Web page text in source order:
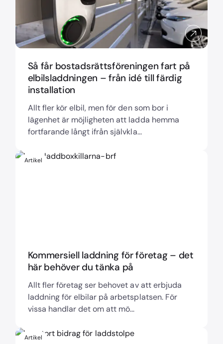
Så får bostadsrättsföreningen fart på
elbilsladdningen – från idé till färdig
installation
Allt fler kör elbil, men för den som bor i
lägenhet är möjligheten att ladda hemma
fortfarande långt ifrån självkla...
Artikel
Kommersiell laddning för företag – det
här behöver du tänka på
Allt fler företag ser behovet av att erbjuda
laddning för elbilar på arbetsplatsen. För
vissa handlar det om att mö...
Artikel